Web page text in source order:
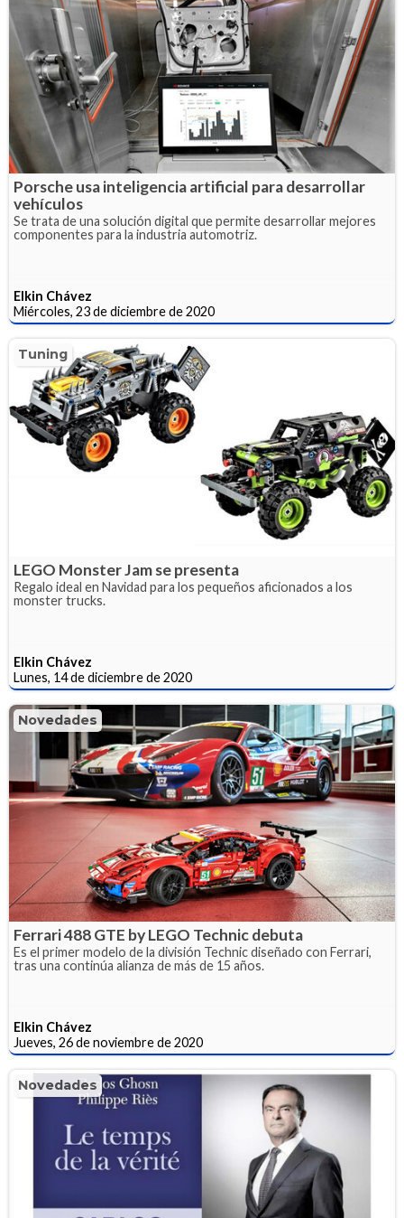
Porsche usa inteligencia artificial para desarrollar
vehículos
Se trata de una solución digital que permite desarrollar mejores
componentes para la industria automotriz.
Elkin Chávez
Miércoles, 23 de diciembre de 2020
Tuning
LEGO Monster Jam se presenta
Regalo ideal en Navidad para los pequeños aficionados a los
monster trucks.
Elkin Chávez
Lunes, 14 de diciembre de 2020
Novedades
Ferrari 488 GTE by LEGO Technic debuta
Es el primer modelo de la división Technic diseñado con Ferrari,
tras una continúa alianza de más de 15 años.
Elkin Chávez
Jueves, 26 de noviembre de 2020
Novedades